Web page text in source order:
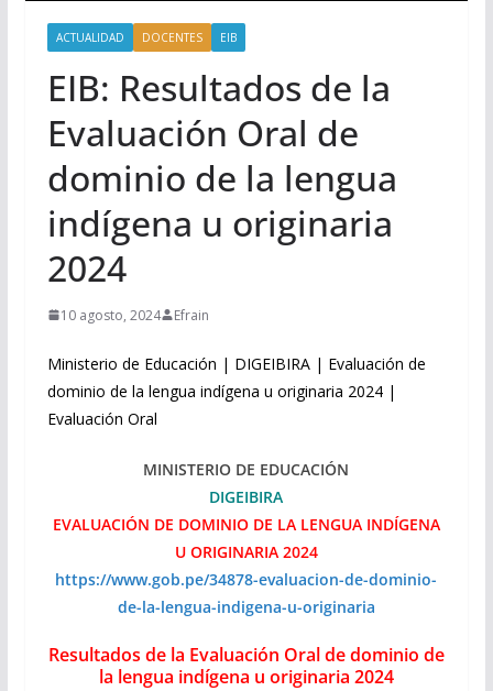
ACTUALIDAD DOCENTES EIB
EIB: Resultados de la
Evaluación Oral de
dominio de la lengua
indígena u originaria
2024
10 agosto, 2024 Efrain
Ministerio de Educación | DIGEIBIRA | Evaluación de
dominio de la lengua indígena u originaria 2024 |
Evaluación Oral
MINISTERIO DE EDUCACIÓN
DIGEIBIRA
EVALUACIÓN DE DOMINIO DE LA LENGUA INDÍGENA
U ORIGINARIA 2024
https://www.gob.pe/34878-evaluacion-de-dominio-
de-la-lengua-indigena-u-originaria
Resultados de la Evaluación Oral de dominio de
la lengua indígena u originaria 2024